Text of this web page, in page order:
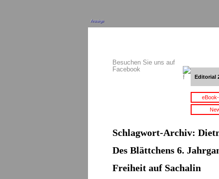
Anzeige
Besuchen Sie uns auf
Facebook
Editorial
Schlagwort-Archiv:
Des Blättchens 6.
Freiheit auf Sachalin